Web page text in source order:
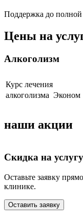
Поддержка до
Цены на
Алкоголизм
Курс лечения
алкоголизма Эконом
наши акции
Скидка на
Оставьте заявку
клинике.
Оставить заявку